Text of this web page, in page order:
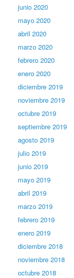
junio 2020
mayo 2020
abril 2020
marzo 2020
febrero 2020
enero 2020
diciembre 2019
noviembre 2019
octubre 2019
septiembre 2019
agosto 2019
julio 2019
junio 2019
mayo 2019
abril 2019
marzo 2019
febrero 2019
enero 2019
diciembre 2018
noviembre 2018
octubre 2018